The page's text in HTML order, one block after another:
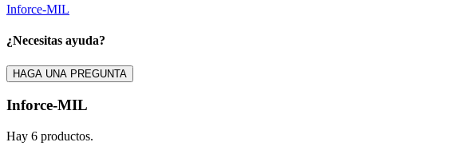
Inforce-MIL
¿Necesitas ayuda?
HAGA UNA PREGUNTA
Inforce-MIL
Hay 6 productos.